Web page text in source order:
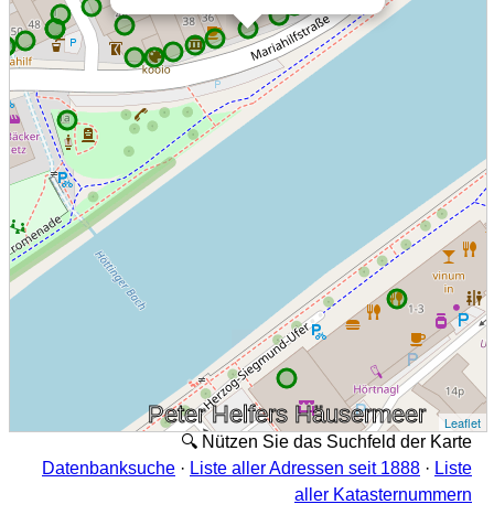
Leaflet
Peter Helfers Häusermeer
🔍 Nützen Sie das Suchfeld der Karte
Datenbanksuche · Liste aller Adressen seit 1888 · Liste
aller Katasternummern